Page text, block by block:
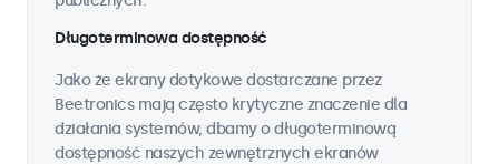
Długoterminowa dostępność
Jako że ekrany dotykowe dostarczane przez
Beetronics mają często krytyczne znaczenie dla
działania systemów, dbamy o długoterminową
dostępność naszych zewnętrznych ekranów